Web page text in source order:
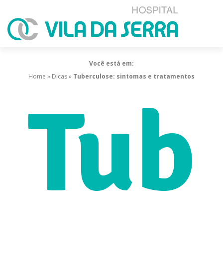
Você está em:
Home » Dicas» Tuberculose: sintomas e tratamentos
Tub